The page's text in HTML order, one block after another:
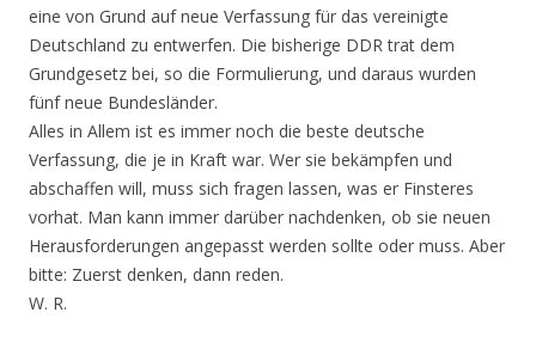
eine von Grund auf neue Verfassung für das vereinigte
Deutschland zu entwerfen. Die bisherige DDR trat dem
Grundgesetz bei, so die Formulierung, und daraus wurden
fünf neue Bundesländer.
Alles in Allem ist es immer noch die beste deutsche
Verfassung, die je in Kraft war. Wer sie bekämpfen und
abschaffen will, muss sich fragen lassen, was er Finsteres
vorhat. Man kann immer darüber nachdenken, ob sie neuen
Herausforderungen angepasst werden sollte oder muss. Aber
bitte: Zuerst denken, dann reden.
W. R.